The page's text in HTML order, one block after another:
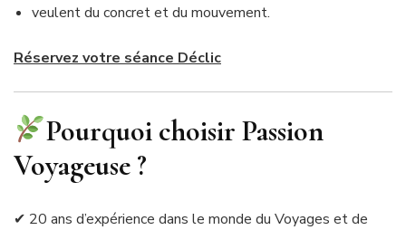
veulent du concret et du mouvement.
Réservez votre séance Déclic
Pourquoi choisir Passion
Voyageuse ?
✔ 20 ans d’expérience dans le monde du Voyages et de